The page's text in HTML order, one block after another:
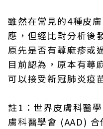
雖然在常見的4種皮
應，但經比對分析後
原先是否有蕁麻疹或
目前認為，原本有蕁
可以接受新冠肺炎疫
註1：世界皮膚科醫
膚科醫學會 (AAD)